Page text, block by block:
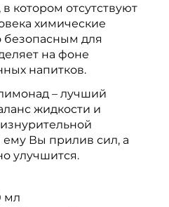
котором отсутствуют
химические
безопасным для
на фоне
напитков.
– лучший
жидкости и
ему Вы прилив сил, а
улучшится.
мл